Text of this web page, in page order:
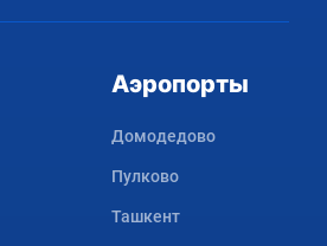
Аэропорты
Домодедово
Пулково
Ташкент